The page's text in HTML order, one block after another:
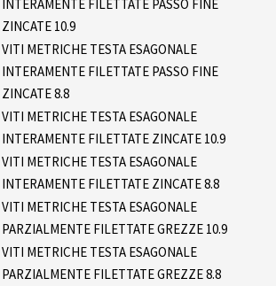
INTERAMENTE FILETTATE PASSO FINE
ZINCATE 10.9
VITI METRICHE TESTA ESAGONALE
INTERAMENTE FILETTATE PASSO FINE
ZINCATE 8.8
VITI METRICHE TESTA ESAGONALE
INTERAMENTE FILETTATE ZINCATE 10.9
VITI METRICHE TESTA ESAGONALE
INTERAMENTE FILETTATE ZINCATE 8.8
VITI METRICHE TESTA ESAGONALE
PARZIALMENTE FILETTATE GREZZE 10.9
VITI METRICHE TESTA ESAGONALE
PARZIALMENTE FILETTATE GREZZE 8.8